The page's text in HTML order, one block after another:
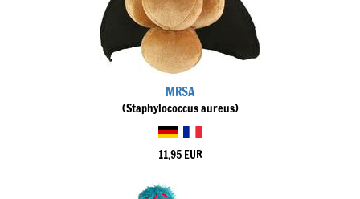
MRSA
(Staphylococcus aureus)
11,95 EUR